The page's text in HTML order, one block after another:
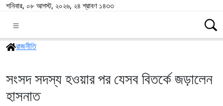
শনিবার, ০৮ আগস্ট, ২০২৬, ২৪ শ্রাবণ ১৪৩৩
রাজনীতি
সংসদ সদস্য হওয়ার পর যেসব বিতর্কে জড়ালেন
হাসনাত